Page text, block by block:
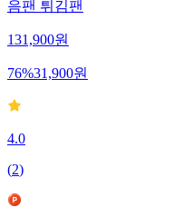
음팬 튀김팬
131,900원
76%31,900원
4.0
(2)